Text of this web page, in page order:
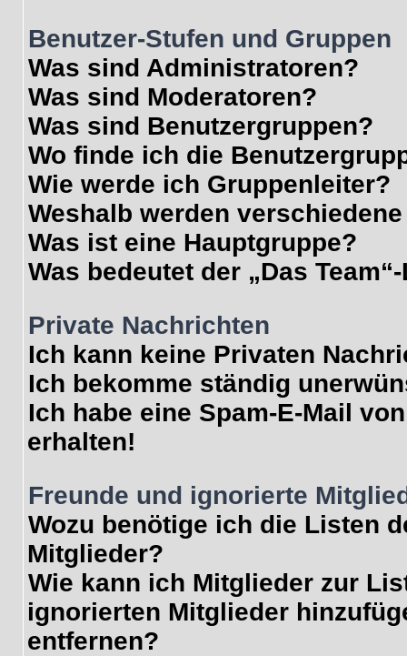
Benutzer-Stufen und Gruppen
Was sind Administratoren?
Was sind Moderatoren?
Was sind Benutzergruppen?
Wo finde ich die
Wie werde ich Gruppenleiter?
Weshalb werden
Was ist eine Hauptgruppe?
Was bedeutet der „Das
Private Nachrichten
Ich kann keine Privaten
Ich bekomme ständig
Ich habe eine Spam-E-Mail
erhalten!
Freunde und ignorierte
Wozu benötige ich die Listen
Mitglieder?
Wie kann ich Mitglieder zur
ignorierten Mitglieder
entfernen?